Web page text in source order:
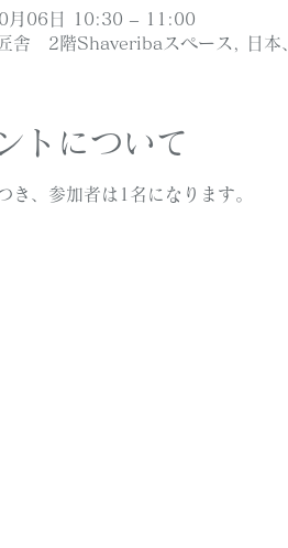
月06日 10:30 – 11:00
舎 2階Shaveribaスペース, 日
トについて
き、参加者は1名になります。